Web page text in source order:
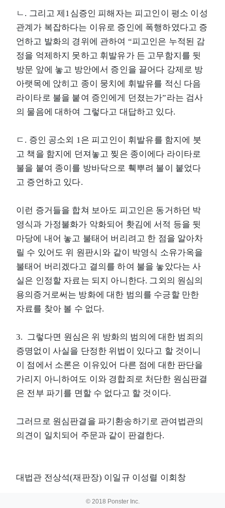
ㄴ. 그리고 제1심증인 피해자는 피고인이 평소 이성
관계가 복잡하다는 이유로 증인에 폭행하였다고 증
언하고 발화의 경위에 관하여 “피고인은 누적된 감
정을 억제하지 못하고 휘발유가 든 고무함지를 뒷
방문 앞에 놓고 방안에서 증인을 끌어다 강제로 방
아랫목에 앉히고 종이 뭉치에 휘발유를 적신 다음
라이타로 불을 붙여 증인에게 던졌는가”라는 검사
의 물음에 대하여 그렇다고 대답하고 있다.
ㄷ. 증인 공소외 1은 피고인이 휘발유를 함지에 붓
고 책을 함지에 던져놓고 찢은 종이에다 라이타로
불을 붙여 종이를 방바닥으로 훽뿌려 불이 붙었다
고 증언하고 있다.
이런 증거들을 합쳐 보아도 피고인은 동거하던 박
영식과 가정불화가 악화되어 홧김에 서적 등을 뒷
마당에 내어 놓고 불태어 버리려고 한 점을 알아차
릴 수 있어도 위 원판시와 같이 박영식 소유가옥을
불태어 버리겠다고 결의를 하여 불을 놓았다는 사
실은 인정할 자료는 되지 아니한다. 그외의 원심의
용의증거로써는 방화에 대한 범의를 수긍할 만한
자료를 찾아 볼 수 없다.
3. 그렇다면 원심은 위 방화의 범의에 대한 범죄의
증명없이 사실을 단정한 위법이 있다고 할 것이니
이 점에서 소론은 이유있어 다른 점에 대한 판단을
가리지 아니하여도 이와 경합죄로 처단한 원심판결
은 전부 파기를 면할 수 없다고 할 것이다.
그러므로 원심판결을 파기환송하기로 관여법관의
의견이 일치되어 주문과 같이 판결한다.
대법관 전상석(재판장) 이일규 이성렬 이회창
© 2018 Ponster Inc.